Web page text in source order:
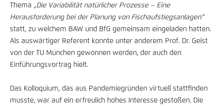
Thema „Die Variabilität natürlicher Prozesse – Eine
Herausforderung bei der Planung von Fischaufstiegsanlagen“
statt, zu welchem BAW und BfG gemeinsam eingeladen hatten.
Als auswärtiger Referent konnte unter anderem Prof. Dr. Geist
von der TU München gewonnen werden, der auch den
Einführungsvortrag hielt.
Das Kolloquium, das aus Pandemiegründen virtuell stattfinden
musste, war auf ein erfreulich hohes Interesse gestoßen. Die